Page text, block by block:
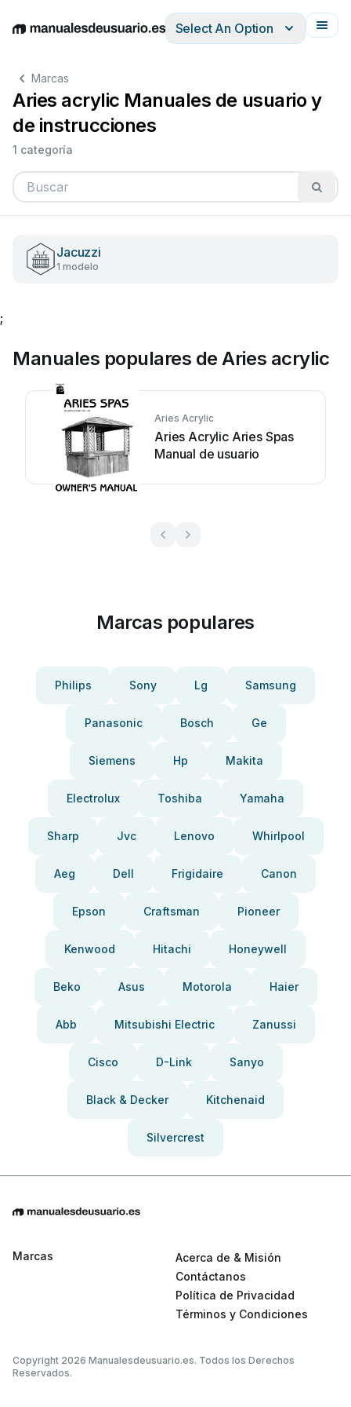
EnglishDeutschEspañolItalianoFrançais
Select An Option
Marcas
Aries acrylic Manuales de usuario y
de instrucciones
1 categoría
Jacuzzi
1 modelo
;
Manuales populares de Aries acrylic
Aries Acrylic
Aries Acrylic Aries Spas
Manual de usuario
Marcas populares
Philips Sony Lg Samsung
Panasonic Bosch Ge
Siemens Hp Makita
Electrolux Toshiba Yamaha
Sharp Jvc Lenovo Whirlpool
Aeg Dell Frigidaire Canon
Epson Craftsman Pioneer
Kenwood Hitachi Honeywell
Beko Asus Motorola Haier
Abb Mitsubishi Electric Zanussi
Cisco D-Link Sanyo
Black & Decker Kitchenaid
Silvercrest
Marcas
Acerca de & Misión
Contáctanos
Política de Privacidad
Términos y Condiciones
Copyright 2026 Manualesdeusuario.es. Todos los Derechos
Reservados.